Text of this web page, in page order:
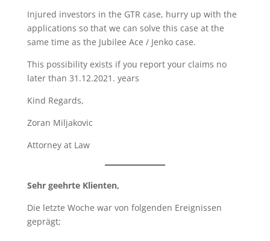
Injured investors in the GTR case, hurry up with the
applications so that we can solve this case at the
same time as the Jubilee Ace / Jenko case.
This possibility exists if you report your claims no
later than 31.12.2021. years
Kind Regards,
Zoran Miljakovic
Attorney at Law
Sehr geehrte Klienten,
Die letzte Woche war von folgenden Ereignissen
geprägt;